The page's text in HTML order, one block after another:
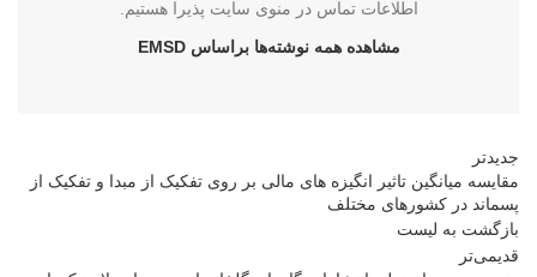
اطلاعات تماس در منوی سایت پذیرا هستیم.
مشاهده همه نوشته‌ها براساس EMSD
جدیدتر
مقایسه میانگین تاثیر انگیزه های مالی بر روی تفکیک از مبدا و تفکیک از
پسماند در کشورهای مختلف
بازگشت بە لیست
قدیمی‌تر